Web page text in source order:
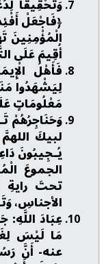
وَتَحْقِيقًا
﴿فَاجْعَلْ
الْمُؤْمِنِينَ
أُقِيمَ عَلَى
فَأَهْلُ
لِيَشْهَدُوا
مَعْلُومَاتٍ
وَحَنَاجِرُهُمْ
لبيكَ
يُـجِيبُونَ
الجموعَ
تحتَ رايةِ
الأجناسِ،
عِبَادَ اللَّهِ:
مَا لَيْسَ
عنه- أَنَّ